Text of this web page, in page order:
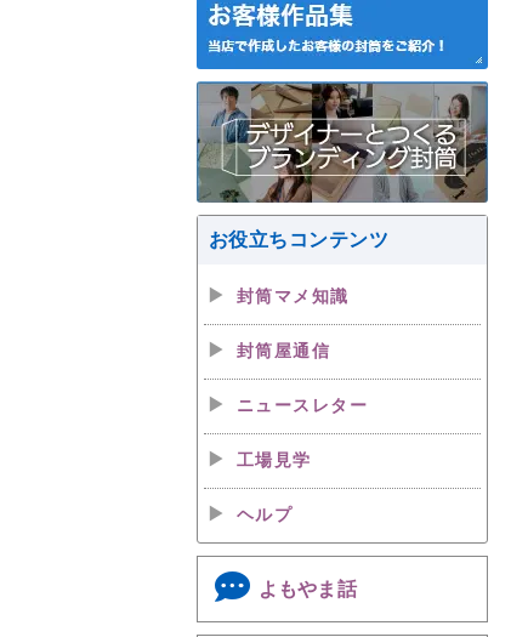
お役立ちコンテンツ
封筒マメ知識
封筒屋通信
ニュースレター
工場見学
ヘルプ
よもやま話